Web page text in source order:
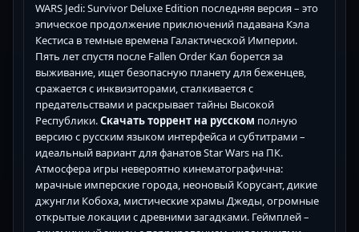
WARS Jedi: Survivor Deluxe Edition последняя версия – это
эпическое продолжение приключений падавана Кэла
Кестиса в темные времена Галактической Империи.
Пять лет спустя после Fallen Order Кал борется за
выживание, ищет безопасную планету для беженцев,
сражается с инквизиторами, сталкивается с
предательствами и раскрывает тайны Высокой
Республики.Скачать торрент на русском полную
версию с русским языком интерфейса и субтитрами –
идеальный вариант для фанатов Star Wars на ПК.
Атмосфера игры невероятно кинематографична:
мрачные имперские города, неоновый Корусант, дикие
джунгли Кобоха, мистические храмы Джеды, огромные
открытые локации с древними загадками. Геймплей –